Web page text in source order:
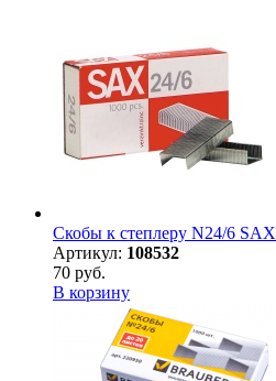
Скобы к степлеру N24/6 SAX
Артикул: 108532
70 руб.
В корзину